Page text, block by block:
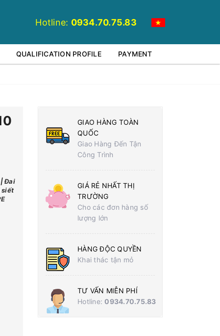
Hotline: 0934.70.75.83
QUALIFICATION PROFILE PAYMENT
| Đai
siết
GIAO HÀNG TOÀN
QUỐC
Giao Hàng Đến Tận
Công Trình
GIÁ RẺ NHẤT THỊ
TRƯỜNG
Cho các đơn hàng số
lượng lớn
HÀNG ĐỘC QUYỀN
Khai thác tận mỏ
TƯ VẤN MIỄN PHÍ
Hotline:0934.70.75.83